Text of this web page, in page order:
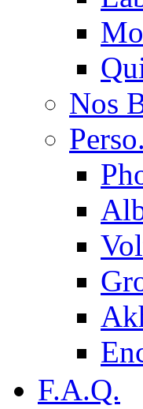
Nos
Perso.
F.A.Q.